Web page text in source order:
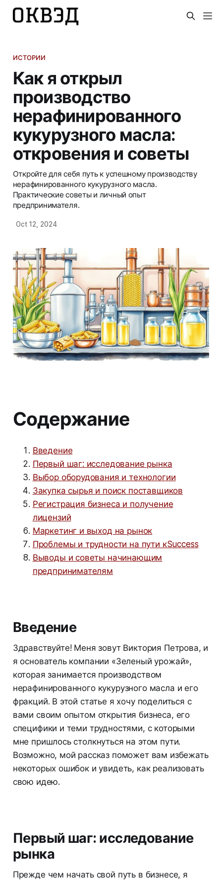
ИСТОРИИ
Как я открыл
производство
нерафинированного
кукурузного масла:
откровения и советы
Откройте для себя путь к успешному производству
нерафинированного кукурузного масла.
Практические советы и личный опыт
предпринимателя.
Oct 12, 2024
Содержание
Введение
Первый шаг: исследование рынка
Выбор оборудования и технологии
Закупка сырья и поиск поставщиков
Регистрация бизнеса и получение
лицензий
Маркетинг и выход на рынок
Проблемы и трудности на пути кSuccess
Выводы и советы начинающим
предпринимателям
Введение
Здравствуйте! Меня зовут Виктория Петрова, и
я основатель компании «Зеленый урожай»,
которая занимается производством
нерафинированного кукурузного масла и его
фракций. В этой статье я хочу поделиться с
вами своим опытом открытия бизнеса, его
специфики и теми трудностями, с которыми
мне пришлось столкнуться на этом пути.
Возможно, мой рассказ поможет вам избежать
некоторых ошибок и увидеть, как реализовать
свою идею.
Первый шаг: исследование
рынка
Прежде чем начать свой путь в бизнесе, я